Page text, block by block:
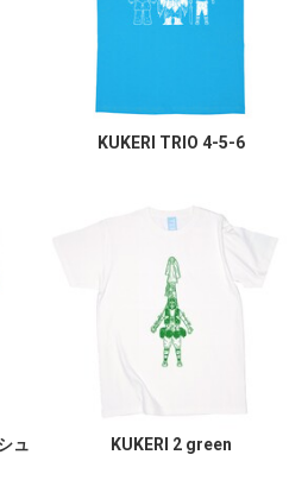
KUKERI TRIO 4-5-6
ュ
KUKERI 2 green